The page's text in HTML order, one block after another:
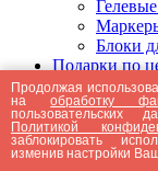
Блоки
Подарки по
Продолжая
наобработку
пользовательских
Политикой
заблокировать
изменив настройки